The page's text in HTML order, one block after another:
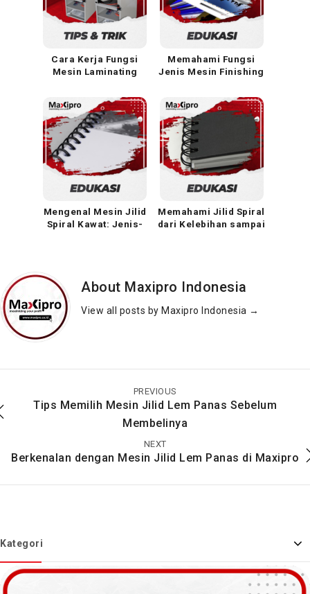
Cara Kerja Fungsi
Mesin Laminating
Operator
Memahami Fungsi
Jenis Mesin Finishing
Mengenal Mesin Jilid
Spiral Kawat: Jenis-
Memahami Jilid Spiral
dari Kelebihan sampai
dan Bagian dari Mesin
Pemotong Kertas
Bagian Dari Mesin
Pemotong Kertas
About Maxipro Indonesia
View all posts by Maxipro Indonesia →
PREVIOUS
Tips Memilih Mesin Jilid Lem Panas Sebelum
Membelinya
NEXT
Berkenalan dengan Mesin Jilid Lem Panas di Maxipro
Kategori